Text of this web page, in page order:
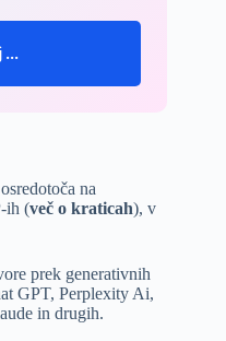
…
na
ih (več o kraticah), v
prek generativnih
GPT, Perplexity Ai,
in drugih.